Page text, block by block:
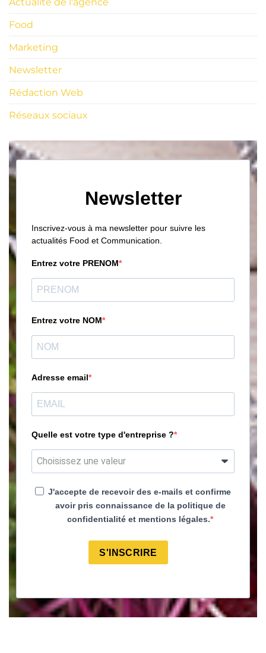
Food
Marketing
Newsletter
Rédaction Web
Réseaux sociaux
Newsletter
Inscrivez-vous à ma newsletter pour suivre les
actualités Food et Communication.
Entrez votre PRENOM
Entrez votre NOM
Adresse email
Quelle est votre type d'entreprise ?
J'accepte de recevoir des e-mails et confirme
avoir pris connaissance de la politique de
confidentialité et mentions légales.
S'INSCRIRE